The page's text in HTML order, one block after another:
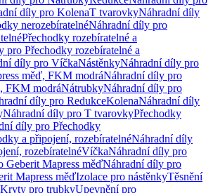
díly pro KolenaT tvarovkyNáhradní díly
nerozebíratelnéNáhradní díly pro
Přechodky rozebíratelné a
pro Přechodky rozebíratelné a
díly pro VíčkaNástěnkyNáhradní díly pro
měď, FKM modráNáhradní díly pro
FKM modráNátrubkyNáhradní díly pro
díly pro RedukceKolenaNáhradní díly
Náhradní díly pro T tvarovkyPřechodky
díly pro Přechodky
a připojení, rozebíratelnéNáhradní díly
rozebíratelnéVíčkaNáhradní díly pro
Geberit Mapress měďNáhradní díly pro
Mapress měďIzolace pro nástěnkyTěsnění
Kryty pro trubkyUpevnění pro